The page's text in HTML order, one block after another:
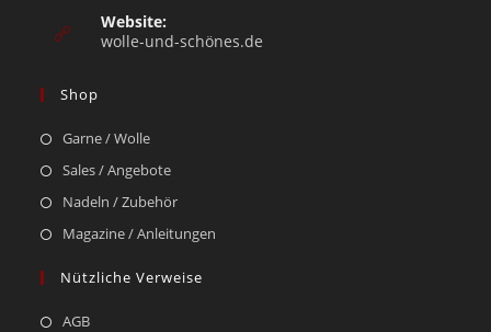
Website:
wolle-und-schönes.de
Shop
Garne / Wolle
Sales / Angebote
Nadeln / Zubehör
Magazine / Anleitungen
Nützliche Verweise
AGB